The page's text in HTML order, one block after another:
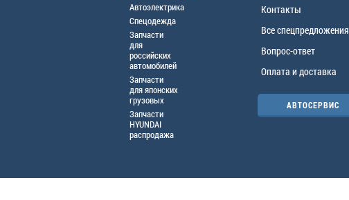
Автоэлектрика
Спецодежда
Запчасти
для
российских
автомобилей
Запчасти
для японских
грузовых
Запчасти
HYUNDAI
распродажа
Контакты
Все спецпредложения
Вопрос-ответ
Оплата и доставка
АВТОСЕРВИС